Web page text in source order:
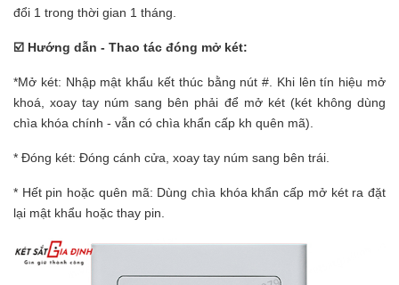
đổi 1 trong thời gian 1 tháng.
☑ ️ Hướng dẫn - Thao tác đóng mở két:
*Mở két: Nhập mật khẩu kết thúc bằng nút #. Khi lên tín hiệu mở
khoá, xoay tay núm sang bên phải để mở két (két không dùng
chìa khóa chính - vẫn có chìa khẩn cấp kh quên mã).
* Đóng két: Đóng cánh cửa, xoay tay núm sang bên trái.
* Hết pin hoặc quên mã: Dùng chìa khóa khẩn cấp mở két ra đặt
lại mật khẩu hoặc thay pin.